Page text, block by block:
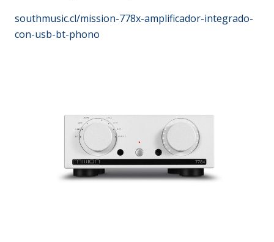
southmusic.cl/mission-778x-amplificador-integrado-
con-usb-bt-phono